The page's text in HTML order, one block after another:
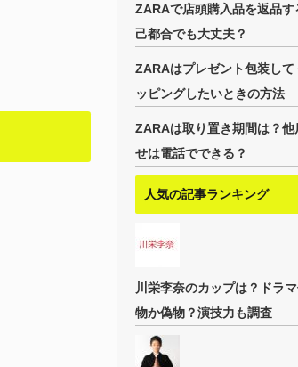
ZARAで店頭購入品を返品す
己都合でも大丈夫？
ZARAはプレゼント包装して
ッピングしたいときの方法
ZARAは取り置き期間は？
せは電話でできる？
人気の記事ランキング
川栄李奈のカップは？ドラ
物か偽物？演技力も調査